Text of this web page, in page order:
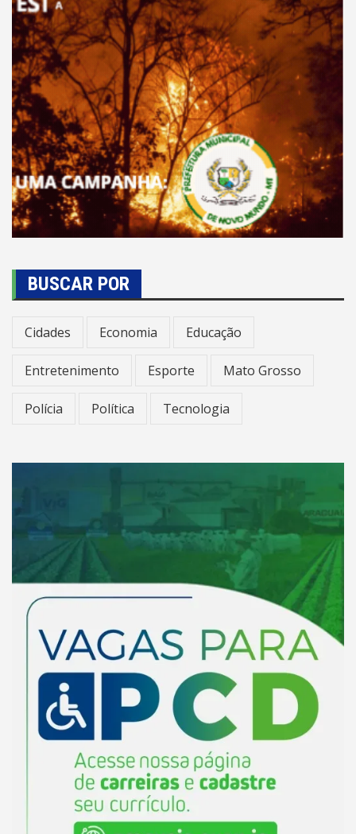
BUSCAR POR
Cidades Economia Educação
Entretenimento Esporte Mato Grosso
Polícia Política Tecnologia